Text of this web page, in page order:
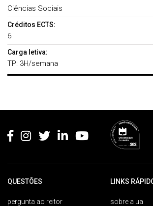
Ciências Sociais
Créditos ECTS:
6
Carga letiva:
TP: 3H/semana
QUESTÕES
pergunta ao reitor
LINKS
sobre a ua